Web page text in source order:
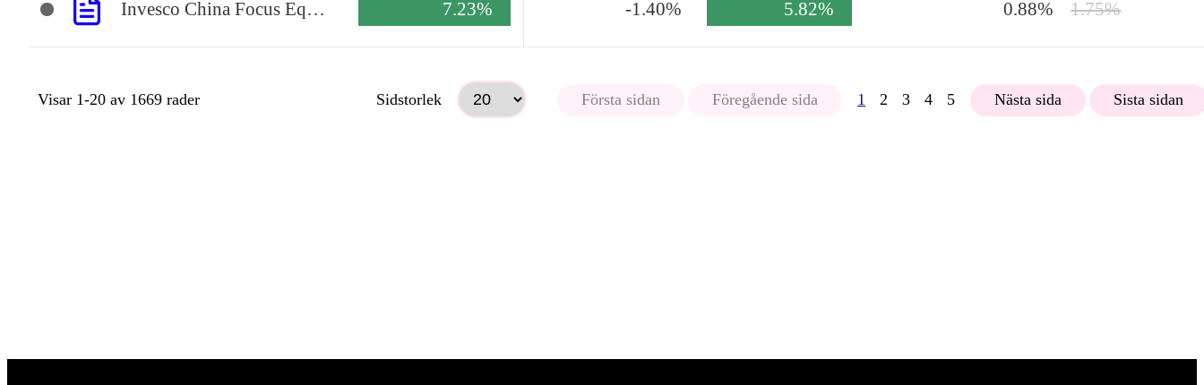
Invesco China Focus Equity A USD Acc 7.23% -1.40% 5.82% 0.88% 1.75%
Visar 1-20 av 1669 rader Sidstorlek Första sidan Föregående sida 1 2 3 4 5 Nästa sida Sista sidan